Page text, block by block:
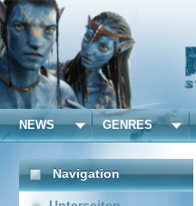
NEWS GENRES FAQ
Navigation
Unterseiten
Backup Domains
Alle